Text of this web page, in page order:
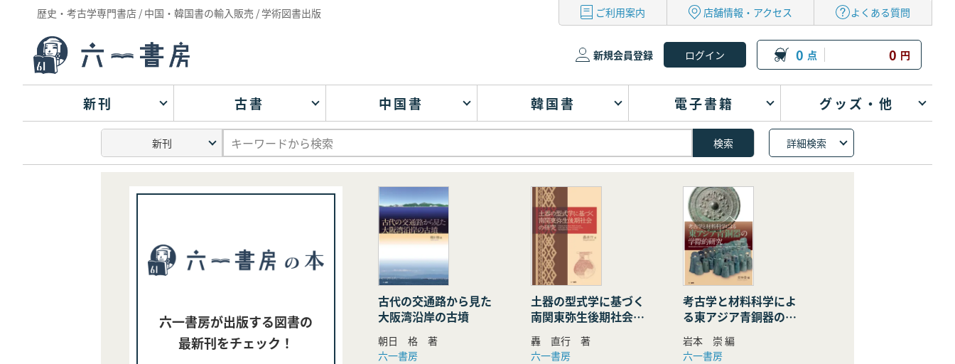
歴史・考古学専門書店 / 中国・韓国書の輸入販売 / 学術図書出版 ご利用案内 店舗情報・アクセス よくある質問
新規会員登録 0 点 0 円
新刊 古書 中国書 韓国書 電子書籍 グッズ・他
詳細検索
六一書房が出版する図書の
最新刊をチェック！
古代の交通路から見た
大阪湾沿岸の古墳
朝日 格 著
六一書房
土器の型式学に基づく
南関東弥生後期社会の
研究
轟 直行 著
六一書房
考古学と材料科学によ
る東アジア青銅器の学
際的研究
岩本 崇 編
六一書房